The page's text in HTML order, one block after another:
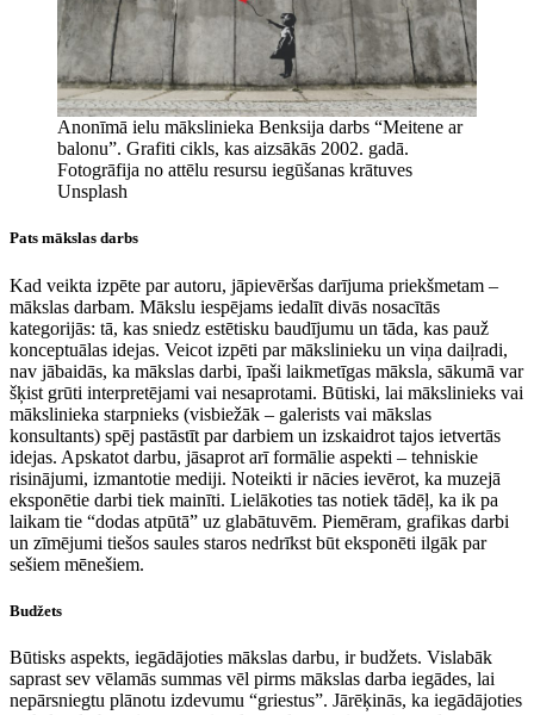
Anonīmā ielu mākslinieka Benksija darbs “Meitene ar
balonu”. Grafiti cikls, kas aizsākās 2002. gadā.
Fotogrāfija no attēlu resursu iegūšanas krātuves
Unsplash
Pats mākslas darbs
Kad veikta izpēte par autoru, jāpievēršas darījuma priekšmetam –
mākslas darbam. Mākslu iespējams iedalīt divās nosacītās
kategorijās: tā, kas sniedz estētisku baudījumu un tāda, kas pauž
konceptuālas idejas. Veicot izpēti par mākslinieku un viņa daiļradi,
nav jābaidās, ka mākslas darbi, īpaši laikmetīgas māksla, sākumā var
šķist grūti interpretējami vai nesaprotami. Būtiski, lai mākslinieks vai
mākslinieka starpnieks (visbiežāk – galerists vai mākslas
konsultants) spēj pastāstīt par darbiem un izskaidrot tajos ietvertās
idejas. Apskatot darbu, jāsaprot arī formālie aspekti – tehniskie
risinājumi, izmantotie mediji. Noteikti ir nācies ievērot, ka muzejā
eksponētie darbi tiek mainīti. Lielākoties tas notiek tādēļ, ka ik pa
laikam tie “dodas atpūtā” uz glabātuvēm. Piemēram, grafikas darbi
un zīmējumi tiešos saules staros nedrīkst būt eksponēti ilgāk par
sešiem mēnešiem.
Budžets
Būtisks aspekts, iegādājoties mākslas darbu, ir budžets. Vislabāk
saprast sev vēlamās summas vēl pirms mākslas darba iegādes, lai
nepārsniegtu plānotu izdevumu “griestus”. Jārēķinās, ka iegādājoties